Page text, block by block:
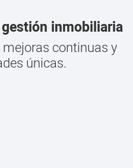
inmobiliaria
continuas y
únicas.